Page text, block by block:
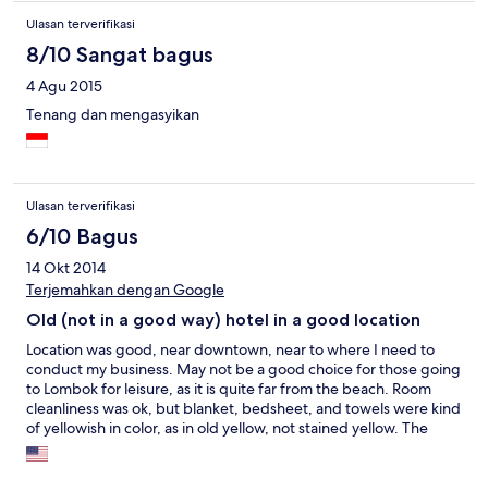
Ulasan terverifikasi
8/10 Sangat bagus
4 Agu 2015
Tenang dan mengasyikan
Ulasan terverifikasi
6/10 Bagus
14 Okt 2014
Terjemahkan dengan Google
Old (not in a good way) hotel in a good location
Location was good, near downtown, near to where I need to
conduct my business. May not be a good choice for those going
to Lombok for leisure, as it is quite far from the beach. Room
cleanliness was ok, but blanket, bedsheet, and towels were kind
of yellowish in color, as in old yellow, not stained yellow. The
management really need to assign some funds to replacing the
old stuffs.